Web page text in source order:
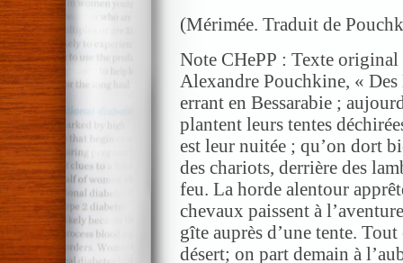
(Mérimée. Traduit de
Note CHePP : Texte
Alexandre Pouchkine, «
errant en Bessarabie ;
plantent leurs tentes
est leur nuitée ; qu’on dort
des chariots, derrière des
feu. La horde alentour
chevaux paissent à
gîte auprès d’une tente.
désert; on part demain à